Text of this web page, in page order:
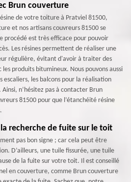
Brun couverture
de votre toiture à Pratviel 81500,
et nos artisans couvreurs 81500 se
procédé est très efficace pour pouvoir
Les résines permettent de réaliser une
régulière, évitant d'avoir à traiter des
produits bitumineux. Nous pouvons aussi
escaliers, les balcons pour la réalisation
n’hésitez pas à contacter Brun
81500 pour que l’étanchéité résine
recherche de fuite sur le toit
pas bon signe ; car cela peut être
D’ailleurs, une tuile fissurée, une tuile
de la fuite sur votre toit. Il est conseillé
en couverture, comme Brun couverture